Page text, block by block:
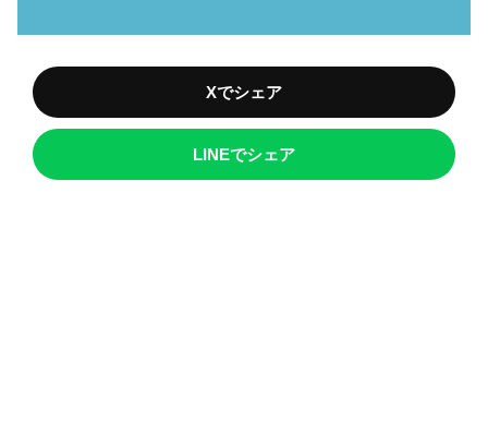
Xでシェア
LINEでシェア